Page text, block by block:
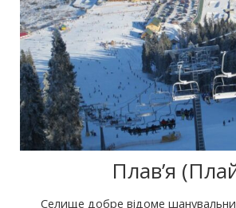
Плав’я
Селище добре відоме